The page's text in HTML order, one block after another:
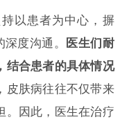
以患者为中心，摒
度沟通。
医生们耐
结合患者的具体情况
皮肤病往往不仅带来
。因此，医生在治疗